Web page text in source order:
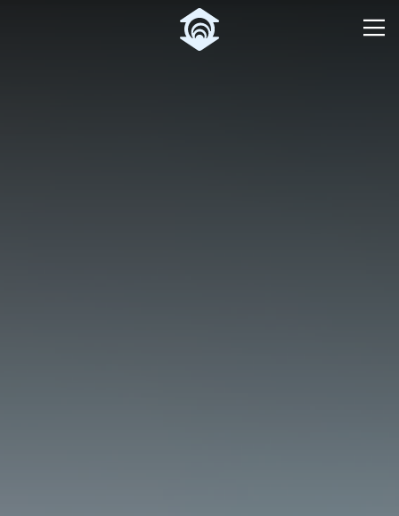
Pular para o Conteúdo principal